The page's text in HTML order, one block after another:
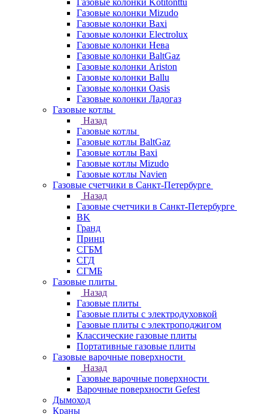
Газовые колонки Kotitonttu
Газовые колонки Mizudo
Газовые колонки Baxi
Газовые колонки Electrolux
Газовые колонки Нева
Газовые колонки BaltGaz
Газовые колонки Ariston
Газовые колонки Ballu
Газовые колонки Oasis
Газовые колонки Ладогаз
Газовые котлы
Назад
Газовые котлы
Газовые котлы BaltGaz
Газовые котлы Baxi
Газовые котлы Mizudo
Газовые котлы Navien
Газовые счетчики в Санкт-Петербурге
Назад
Газовые счетчики в Санкт-Петербурге
BK
Гранд
Принц
СГБМ
СГД
СГМБ
Газовые плиты
Назад
Газовые плиты
Газовые плиты с электродуховкой
Газовые плиты с электроподжигом
Классические газовые плиты
Портативные газовые плиты
Газовые варочные поверхности
Назад
Газовые варочные поверхности
Варочные поверхности Gefest
Дымоход
Краны